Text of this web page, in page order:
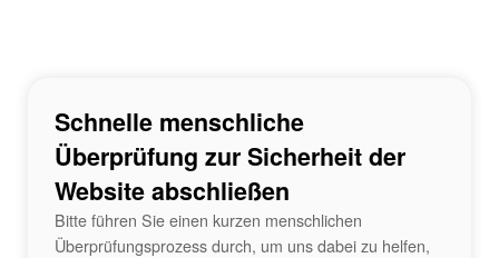
Schnelle menschliche
Überprüfung zur Sicherheit der
Website abschließen
Bitte führen Sie einen kurzen menschlichen
Überprüfungsprozess durch, um uns dabei zu helfen,